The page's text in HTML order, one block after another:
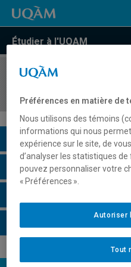
Étudier à l'UQAM
COURS//
Description du cours
Horaire - Été 2026
Préférences en matière de
Nous utilisons des témoins
informations qui nous
expérience sur le site, de
d’analyser les statistiques
pouvez personnaliser votre
« Préférences ».
Tout
Autoriser